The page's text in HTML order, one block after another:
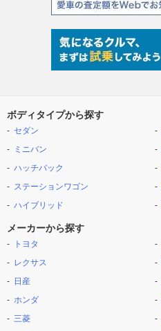
ボディタイプから探す
セダン
ミニバン
ハッチバック
ステーションワゴン
ハイブリッド
メーカーから探す
トヨタ
レクサス
日産
ホンダ
三菱